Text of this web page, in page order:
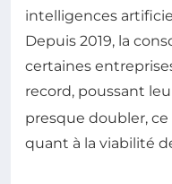
intelligences
Depuis 2019, la
certaines
record, poussant
presque doubler,
quant à la viabilité